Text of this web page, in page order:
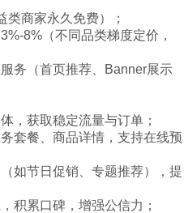
类商家永久免费）；
3%-8% （不同品类梯度定价，
务（首页推荐、 Banner展示
，获取稳定流量与订单；
套餐、商品详情，支持在线预
如节日促销、专题推荐），提
积累口碑，增强公信力；